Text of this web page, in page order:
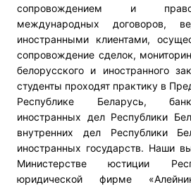
сопровождением и
международных договоров,
иностранными клиентами,
сопровождение сделок,
белорусского и иностранного
студенты проходят практику в
Республике Беларусь,
иностранных дел Республики
внутренних дел Республики
иностранных государств. Наши
Министерстве юстиции
юридической фирме